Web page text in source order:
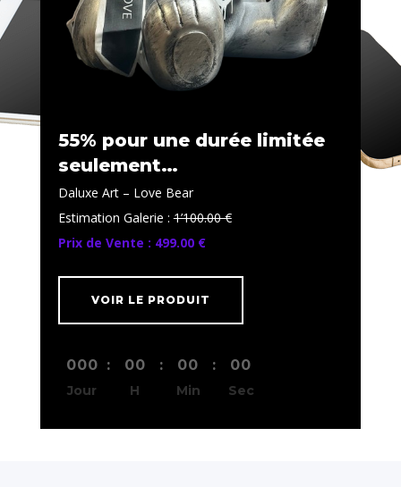
55% pour une durée limitée
seulement…
Daluxe Art – Love Bear
Estimation Galerie :1’100.00 €
Prix de Vente : 499.00 €
VOIR LE PRODUIT
000
Jour
: 00
H
: 00
Min
: 00
Sec